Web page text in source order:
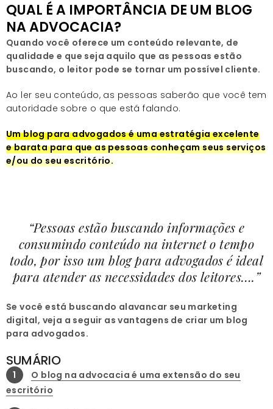
QUAL É A IMPORTÂNCIA DE UM BLOG
NA ADVOCACIA?
Quando você oferece um conteúdo relevante, de
qualidade e que seja aquilo que as pessoas estão
buscando, o leitor pode se tornar um possível cliente.
Ao ler seu conteúdo, as pessoas saberão que você tem
autoridade sobre o que está falando.
Um blog para advogados é uma estratégia excelente
e barata para que as pessoas conheçam seus serviços
e/ou do seu escritório.
“Pessoas estão buscando informações e
consumindo conteúdo na internet o tempo
todo, por isso um blog para advogados é ideal
para atender as necessidades dos leitores….”
Se você está buscando alavancar seu marketing
digital, veja a seguir as vantagens de criar um blog
para advogados.
SUMÁRIO
1
O blog na advocacia é uma extensão do seu
escritório